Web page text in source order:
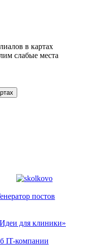
в картах
слабые места
постов
для клиники»
IT-компании